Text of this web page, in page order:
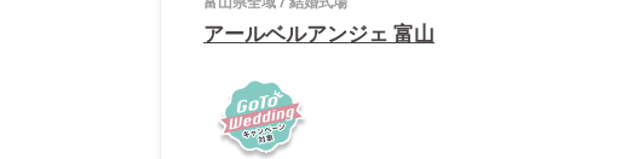
アールベルアンジェ 富山